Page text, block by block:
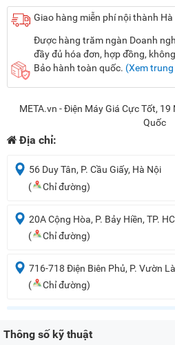
Giao hàng miễn phí nội thành Hà
Được hàng trăm ngàn Doanh
đầy đủ hóa đơn, hợp đồng,
Bảo hành toàn quốc. (Xem
META.vn - Điện Máy Giá Cực Tốt,
Quốc
Địa chỉ:
56 Duy Tân, P. Cầu Giấy, Hà Nội
(
Chỉ đường)
20A Cộng Hòa, P. Bảy Hiền, TP.
(
Chỉ đường)
716-718 Điện Biên Phủ, P. Vườn
(
Chỉ đường)
Thông số kỹ thuật